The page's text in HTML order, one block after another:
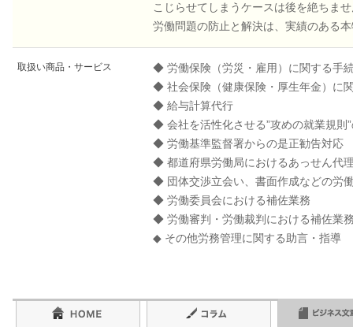
こじらせてしまうケースは後を絶ちま
労働問題の防止と解決は、実績のある
取扱い商品・サービス
◆ 労働保険（労災・雇用）に関する手
◆ 社会保険（健康保険・厚生年金）に
◆ 給与計算代行
◆ 会社を活性化させる”攻めの就業規則
◆ 労働基準監督署からの是正勧告対応
◆ 都道府県労働局におけるあっせん代
◆ 団体交渉立会い、書面作成などの労
◆ 労働委員会における補佐業務
◆ 労働審判・労働裁判における補佐業
◆ その他労務管理に関する助言・指導